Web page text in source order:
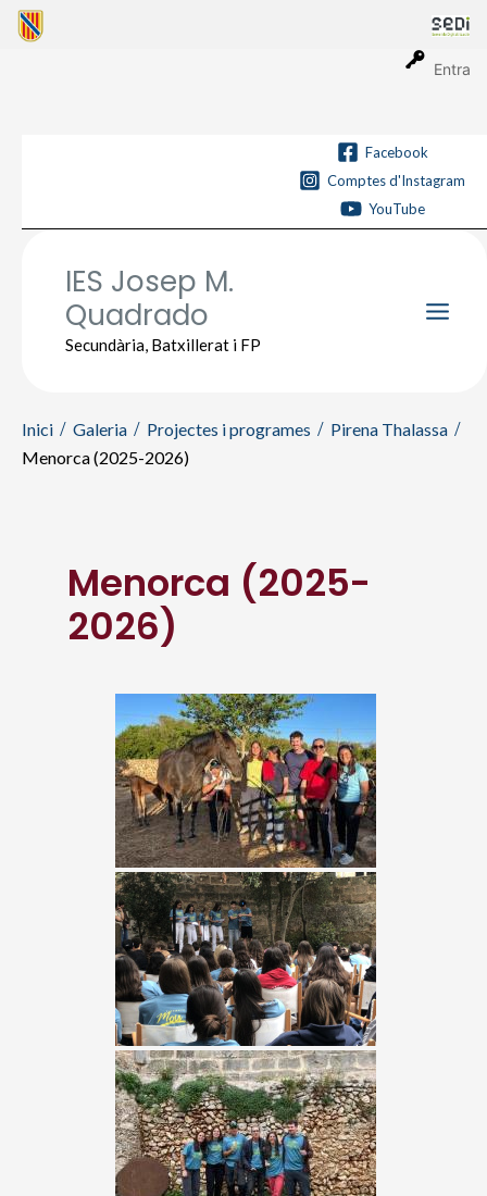
Entra
Vés
Facebook
Comptes d'Instagram
YouTube
IES Josep M.
Quadrado
Secundària, Batxillerat i FP
Inici Galeria Projectes i programes
Pirena Thalassa
Menorca (2025-2026)
Menorca (2025-
2026)